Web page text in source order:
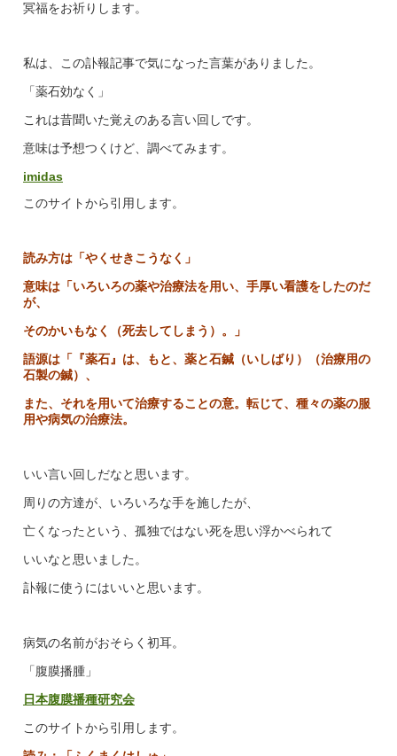
冥福をお祈りします。
私は、この訃報記事で気になった言葉がありました。
「薬石効なく」
これは昔聞いた覚えのある言い回しです。
意味は予想つくけど、調べてみます。
imidas
このサイトから引用します。
読み方は「やくせきこうなく」
意味は「いろいろの薬や治療法を用い、手厚い看護をしたのだ
が、
そのかいもなく（死去してしまう）。」
語源は「『薬石』は、もと、薬と石鍼（いしばり）（治療用の
石製の鍼）、
また、それを用いて治療することの意。転じて、種々の薬の服
用や病気の治療法。
いい言い回しだなと思います。
周りの方達が、いろいろな手を施したが、
亡くなったという、孤独ではない死を思い浮かべられて
いいなと思いました。
訃報に使うにはいいと思います。
病気の名前がおそらく初耳。
「腹膜播腫」
日本腹膜播種研究会
このサイトから引用します。